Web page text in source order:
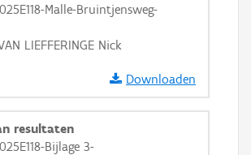
Basiskaart in grijswaarden
Malle-Bruintjensweg-
LIEFFERINGE Nick
Downloaden
resultaten
Bijlage 3-